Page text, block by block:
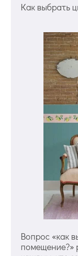
Как выбрать
Вопрос «как
помещение?»